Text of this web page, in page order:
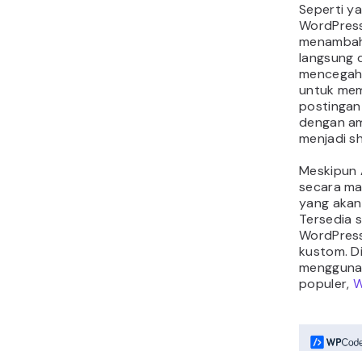
Seperti
langsung
untuk
dengan
menjadi
secara
yang
Tersedia
kustom.
populer,